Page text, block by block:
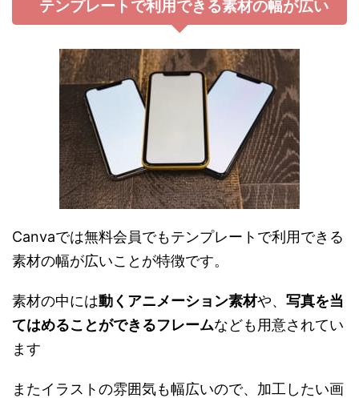
テンプレートで利用できる素材の幅が広い
Canvaでは無料会員でもテンプレートで利用できる
素材の幅が広いことが特徴です。
素材の中には動くアニメーション素材や、 写真を当
てはめることができるフレームなども用意されてい
ます
またイラストの雰囲気も幅広いので、加工したい画